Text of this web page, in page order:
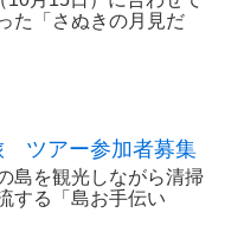
た「さぬきの月見だ
ツアー参加者募集
島を観光しながら清掃
する「島お手伝い